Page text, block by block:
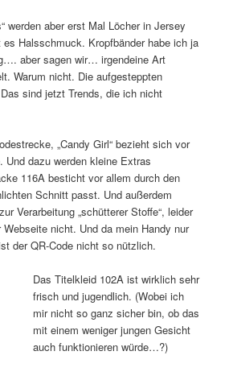
werden aber erst Mal Löcher in Jersey
Halsschmuck. Kropfbänder habe ich ja
aber sagen wir… irgendeine Art
Warum nicht. Die aufgesteppten
sind jetzt Trends, die ich nicht
„Candy Girl“ bezieht sich vor
Und dazu werden kleine Extras
116A besticht vor allem durch den
Schnitt passt. Und außerdem
Verarbeitung „schütterer Stoffe“, leider
nicht. Und da mein Handy nur
der QR-Code nicht so nützlich.
Das Titelkleid 102A ist wirklich sehr
frisch und jugendlich. (Wobei ich
mir nicht so ganz sicher bin, ob das
mit einem weniger jungen Gesicht
auch funktionieren würde…?)